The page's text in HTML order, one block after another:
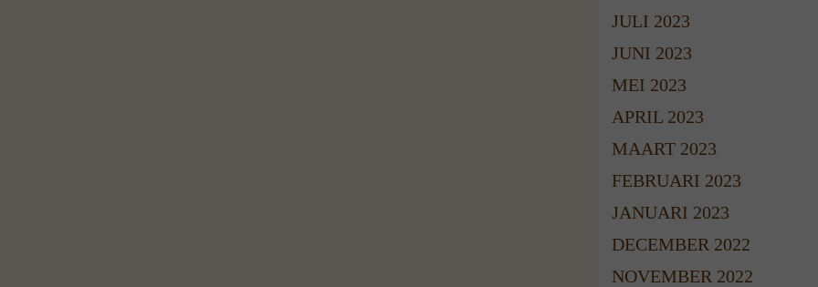
JULI 2023
JUNI 2023
MEI 2023
APRIL 2023
MAART 2023
FEBRUARI 2023
JANUARI 2023
DECEMBER 2022
NOVEMBER 2022